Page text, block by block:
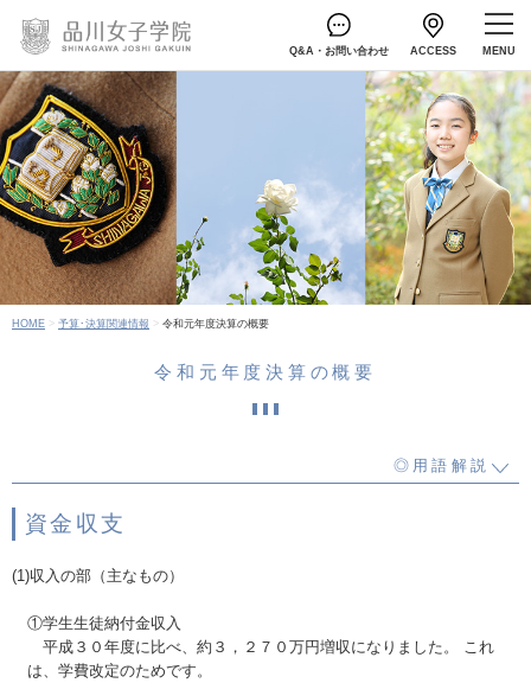
Q&A・お問い合わせ ACCESS
HOME 予算･決算関連情報 令和元年度決算の概要
令和元年度決算の概要
◎用語解説
資金収支
(1)収入の部（主なもの）
①学生生徒納付金収入
平成３０年度に比べ、約３，２７０万円増収になりました。 これ
は、学費改定のためです。